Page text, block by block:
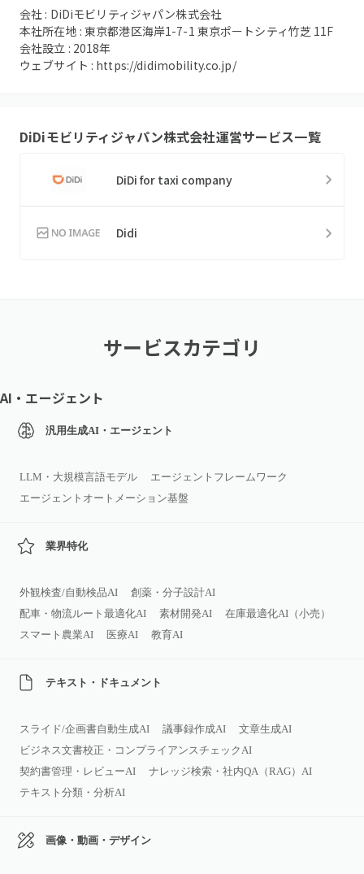
会社 : DiDiモビリティジャパン株式会社
本社所在地 :東京都港区海岸1-7-1 東京ポートシティ竹芝 11F
会社設立 : 2018年
ウェブサイト : https://didimobility.co.jp/
DiDiモビリティジャパン株式会社運営サービス一覧
DiDi for taxi company
Didi
サービスカテゴリ
AI・エージェント
汎用生成AI・エージェント
LLM・大規模言語モデル
エージェントフレームワーク
エージェントオートメーション基盤
業界特化
外観検査/自動検品AI
創薬・分子設計AI
配車・物流ルート最適化AI
素材開発AI
在庫最適化AI（小売）
スマート農業AI
医療AI 教育AI
テキスト・ドキュメント
スライド/企画書自動生成AI 議事録作成AI
文章生成AI
ビジネス文書校正・コンプライアンスチェックAI
契約書管理・レビューAI
ナレッジ検索・社内QA（RAG）AI
テキスト分類・分析AI
画像・動画・デザイン